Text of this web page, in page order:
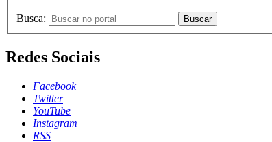
Busca: Buscar
Redes Sociais
Facebook
Twitter
YouTube
Instagram
RSS